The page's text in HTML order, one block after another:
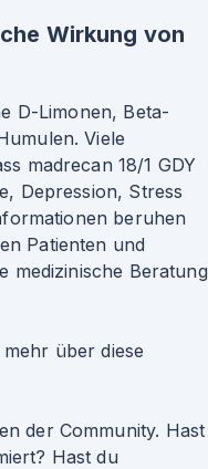
Wirkung von
D-Limonen, Beta-
Viele
madrecan 18/1 GDY
Depression, Stress
beruhen
Patienten und
medizinische Beratung
mehr über diese
der Community. Hast
Hast du